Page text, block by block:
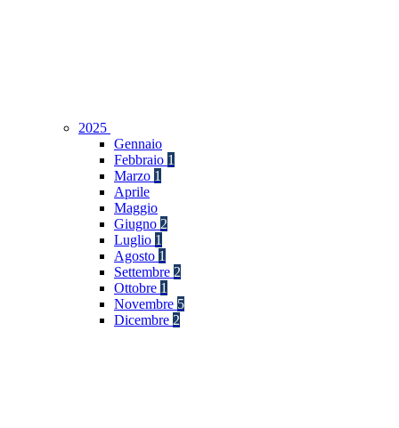
2025
Gennaio
Febbraio 1
Marzo 1
Aprile
Maggio
Giugno 2
Luglio 1
Agosto 1
Settembre 2
Ottobre 1
Novembre 5
Dicembre 2